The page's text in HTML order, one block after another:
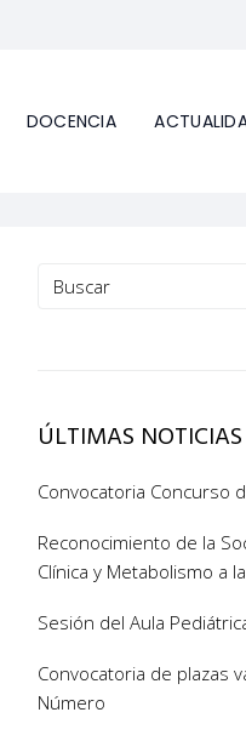
DOCENCIA
ÚLTIMAS NOTICIAS
Convocatoria Concurso
Reconocimiento de la
Clínica y Metabolismo a
Sesión del Aula
Convocatoria de plazas
Número